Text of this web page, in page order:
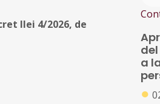
llei 4/2026, de
a
●